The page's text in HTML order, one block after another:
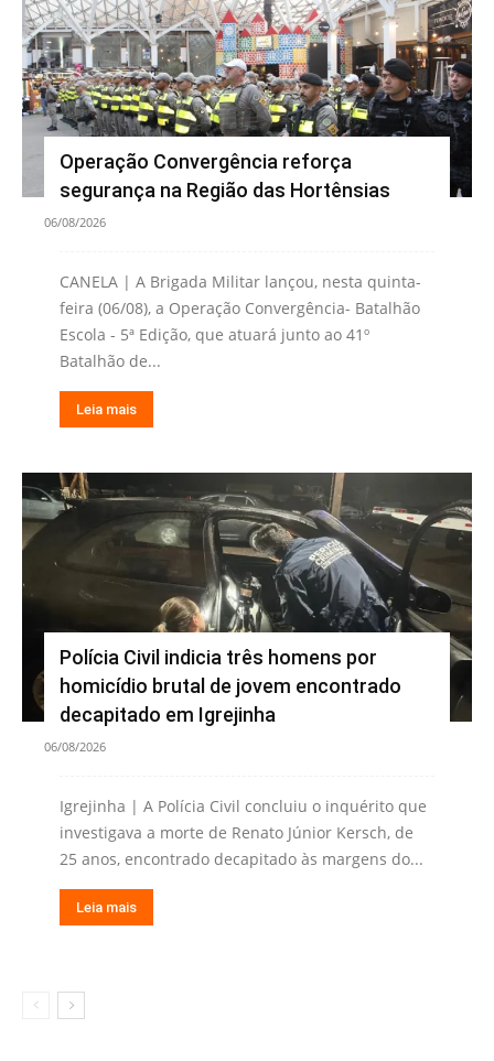
Operação Convergência reforça
segurança na Região das Hortênsias
06/08/2026
CANELA | A Brigada Militar lançou, nesta quinta-
feira (06/08), a Operação Convergência- Batalhão
Escola - 5ª Edição, que atuará junto ao 41º
Batalhão de...
Leia mais
Polícia Civil indicia três homens por
homicídio brutal de jovem encontrado
decapitado em Igrejinha
06/08/2026
Igrejinha | A Polícia Civil concluiu o inquérito que
investigava a morte de Renato Júnior Kersch, de
25 anos, encontrado decapitado às margens do...
Leia mais